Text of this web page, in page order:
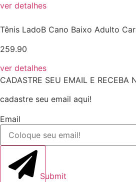
ver detalhes
Tênis LadoB Cano Baixo Adulto
259.90
ver detalhes
CADASTRE SEU EMAIL E RECEBA
cadastre seu email aqui!
Email
Submit